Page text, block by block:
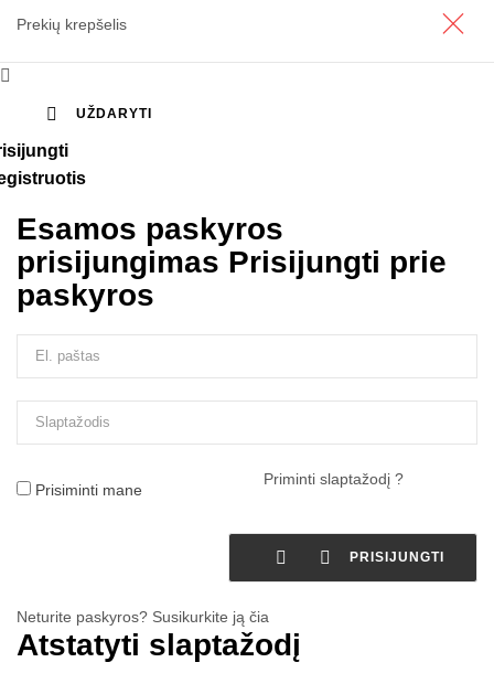
Prekių krepšelis

 UŽDARYTI
Esamos paskyros
prisijungimas Prisijungti prie
paskyros
Prisiminti mane
Priminti slaptažodį ?
  PRISIJUNGTI
Neturite paskyros? Susikurkite ją čia
Atstatyti slaptažodį